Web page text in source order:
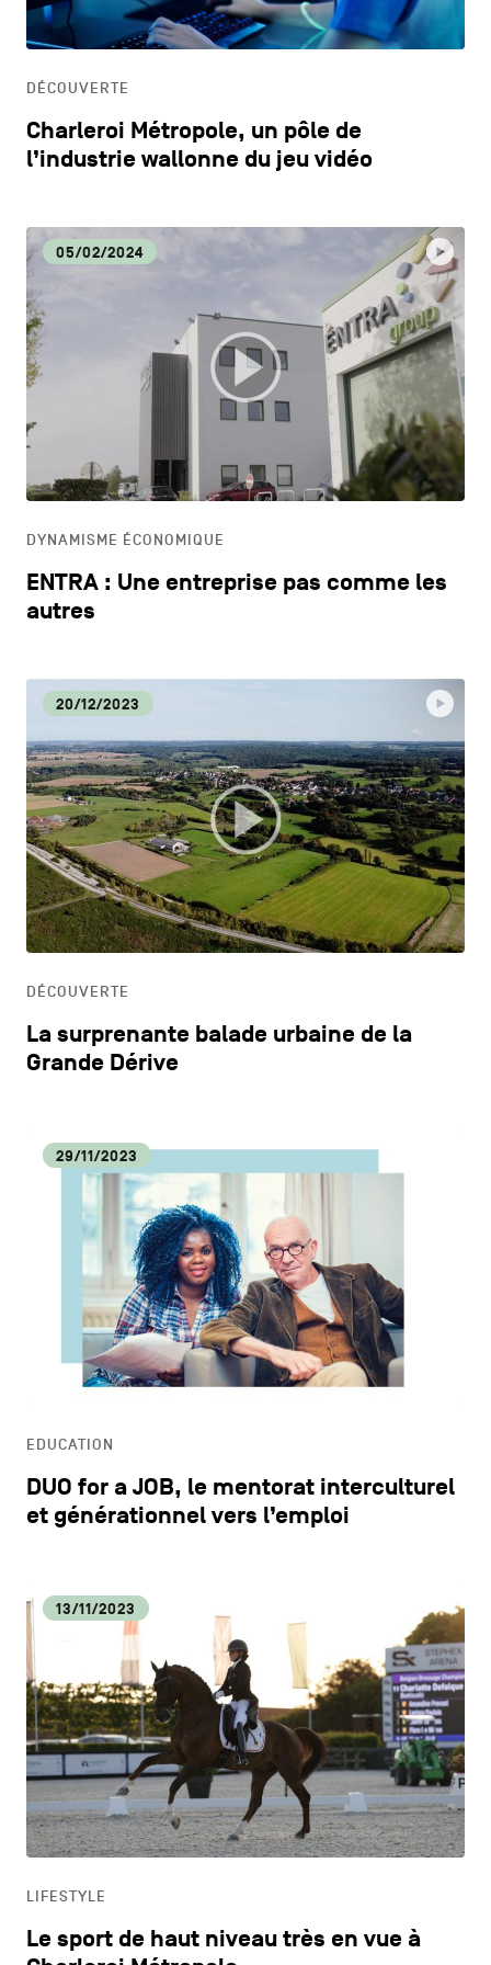
HORECA
LIFESTYLE
DÉCOUVERTE
Charleroi Métropole, un pôle de
l’industrie wallonne du jeu vidéo
05/02/2024
DYNAMISME ÉCONOMIQUE
ENTRA : Une entreprise pas comme les
autres
20/12/2023
DÉCOUVERTE
La surprenante balade urbaine de la
Grande Dérive
29/11/2023
EDUCATION
DUO for a JOB, le mentorat interculturel
et générationnel vers l’emploi
13/11/2023
LIFESTYLE
Le sport de haut niveau très en vue à